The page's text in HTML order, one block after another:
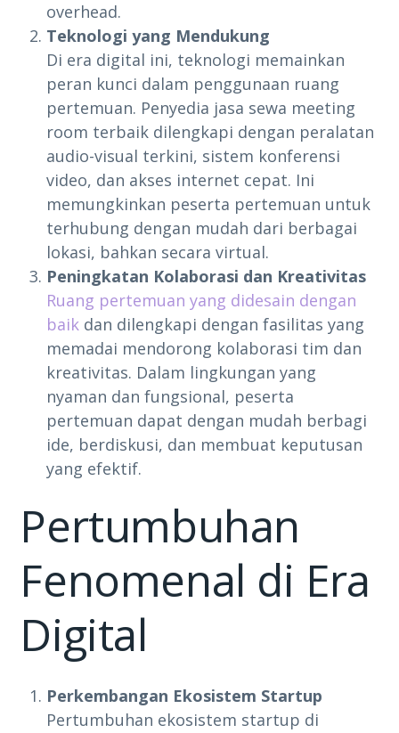
overhead.
Teknologi yang Mendukung
Di era digital ini, teknologi memainkan
peran kunci dalam penggunaan ruang
pertemuan. Penyedia jasa sewa meeting
room terbaik dilengkapi dengan peralatan
audio-visual terkini, sistem konferensi
video, dan akses internet cepat. Ini
memungkinkan peserta pertemuan untuk
terhubung dengan mudah dari berbagai
lokasi, bahkan secara virtual.
Peningkatan Kolaborasi dan Kreativitas
Ruang pertemuan yang didesain dengan
baik dan dilengkapi dengan fasilitas yang
memadai mendorong kolaborasi tim dan
kreativitas. Dalam lingkungan yang
nyaman dan fungsional, peserta
pertemuan dapat dengan mudah berbagi
ide, berdiskusi, dan membuat keputusan
yang efektif.
Pertumbuhan
Fenomenal di Era
Digital
Perkembangan Ekosistem Startup
Pertumbuhan ekosistem startup di